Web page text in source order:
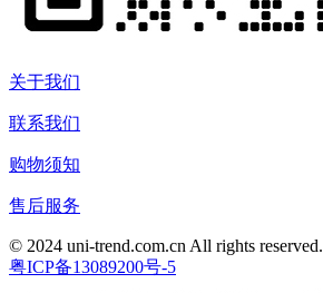
关于我们
联系我们
购物须知
售后服务
© 2024 uni-trend.com.cn All rights reserved.
粤ICP备13089200号-5